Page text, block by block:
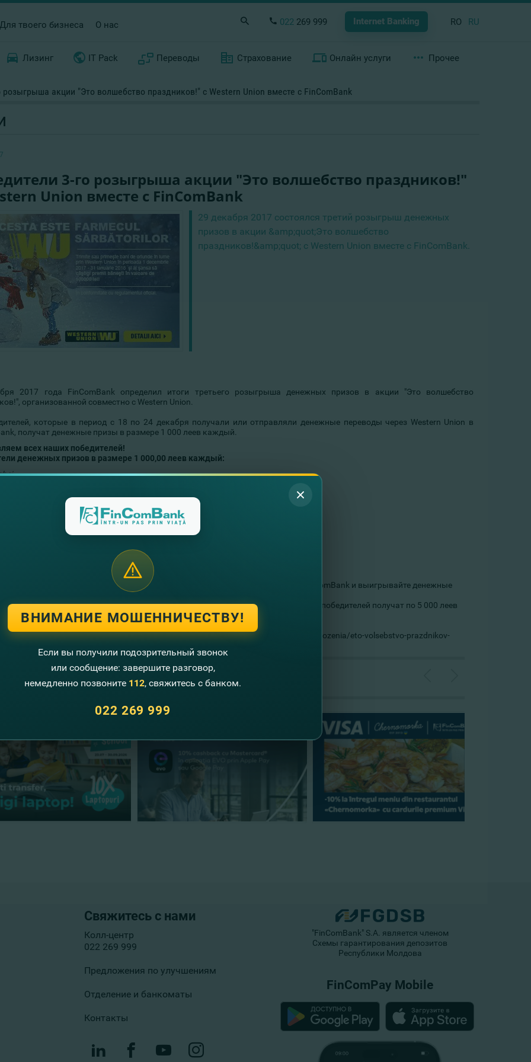
Для твоего бизнеса О нас 022 269 999 Internet Banking RO RU
Лизинг IT Pack Переводы Страхование Онлайн услуги Прочее
розыгрыша акции "Это волшебство праздников!" с Western Union вместе с FinComBank
3-го розыгрыша акции "Это волшебство праздников!"
Union вместе с FinComBank
29 декабря 2017 состоялся третий розыгрыш денежных
призов в акции &amp;quot;Это волшебство
праздников!&amp;quot; с Western Union вместе с FinComBank.
2017 года FinComBank определил итоги третьего розыгрыша денежных призов в акции "Это волшебство
организованной совместно с Western Union.
которые в период с 18 по 24 декабря получали или отправляли денежные переводы через Western Union в
получат денежные призы в размере 1 000 леев каждый.
всех наших победителей!
денежных призов в размере 1 000,00 леев каждый:
или получайте денежные переводы посредством Western Union в сети FinComBank и выигрывайте денежные
Не пропустите, призовой фонд акции составляет 100 000 леев.
розыгрыш состоится 3 января 2018, где будут разыгрываться супер призы - 5 победителей получат по 5 000 леев
и регламент акции найдете тут: https://fincombank.com/ru/special-nye-predlozenia/eto-volsebstvo-prazdnikov-
новости
Свяжитесь с нами
Колл-центр
022 269 999
Предложения по улучшениям
Отделение и банкоматы
Контакты
"FinComBank" S.A. является членом
Схемы гарантирования депозитов
Республики Молдова
FinComPay Mobile
ВНИМАНИЕ МОШЕННИЧЕСТВУ!
Если вы получили подозрительный звонок
или сообщение: завершите разговор,
немедленно позвоните 112, свяжитесь с банком.
022 269 999